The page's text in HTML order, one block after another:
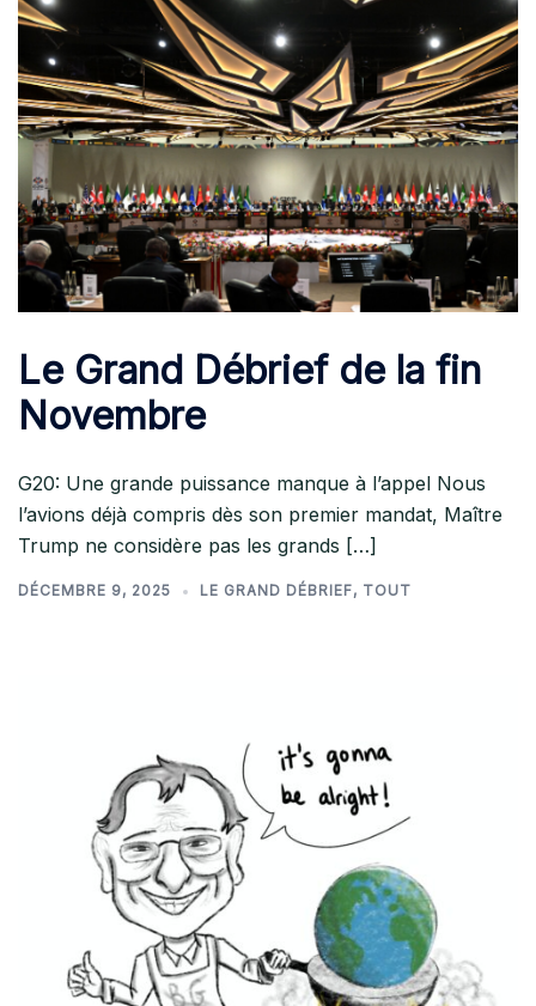
Le Grand Débrief de la fin
Novembre
G20: Une grande puissance manque à l’appel Nous
l’avions déjà compris dès son premier mandat, Maître
Trump ne considère pas les grands […]
DÉCEMBRE 9, 2025 LE GRAND DÉBRIEF, TOUT